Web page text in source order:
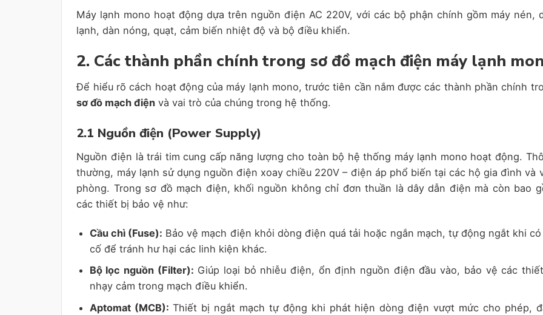
Máy lạnh mono hoạt động dựa trên nguồn điện AC 220V, với các bộ phận chính gồm máy nén,
lạnh, dàn nóng, quạt, cảm biến nhiệt độ và bộ điều khiển.
2. Các thành phần chính trong sơ đồ mạch điện máy lạnh
Để hiểu rõ cách hoạt động của máy lạnh mono, trước tiên cần nắm được các thành phần chính
sơ đồ mạch điện và vai trò của chúng trong hệ thống.
2.1 Nguồn điện (Power Supply)
Nguồn điện là trái tim cung cấp năng lượng cho toàn bộ hệ thống máy lạnh mono hoạt động.
thường, máy lạnh sử dụng nguồn điện xoay chiều 220V – điện áp phổ biến tại các hộ gia đình và
phòng. Trong sơ đồ mạch điện, khối nguồn không chỉ đơn thuần là dây dẫn điện mà còn bao
các thiết bị bảo vệ như:
Cầu chì (Fuse): Bảo vệ mạch điện khỏi dòng điện quá tải hoặc ngắn mạch, tự động ngắt khi
cố để tránh hư hại các linh kiện khác.
Bộ lọc nguồn (Filter): Giúp loại bỏ nhiễu điện, ổn định nguồn điện đầu vào, bảo vệ các
nhạy cảm trong mạch điều khiển.
Aptomat (MCB): Thiết bị ngắt mạch tự động khi phát hiện dòng điện vượt mức cho phép,